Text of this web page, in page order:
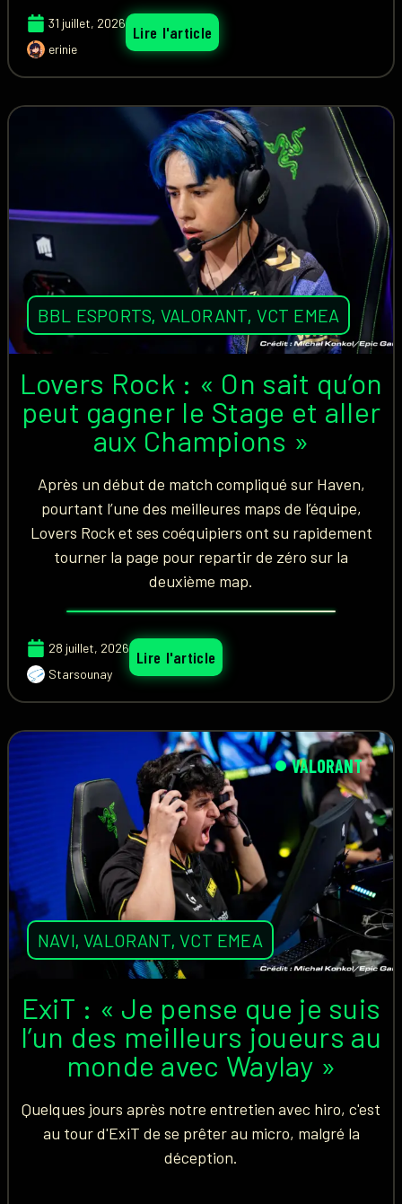
31 juillet, 2026
erinie
Lire l'article
BBL ESPORTS, VALORANT, VCT EMEA
Lovers Rock : « On sait qu’on
peut gagner le Stage et aller
aux Champions »
Après un début de match compliqué sur Haven,
pourtant l’une des meilleures maps de l’équipe,
Lovers Rock et ses coéquipiers ont su rapidement
tourner la page pour repartir de zéro sur la
deuxième map.
28 juillet, 2026
Starsounay
Lire l'article
VALORANT
NAVI,VALORANT,VCT EMEA
ExiT : « Je pense que je suis
l’un des meilleurs joueurs au
monde avec Waylay »
Quelques jours après notre entretien avec hiro, c'est
au tour d'ExiT de se prêter au micro, malgré la
déception.